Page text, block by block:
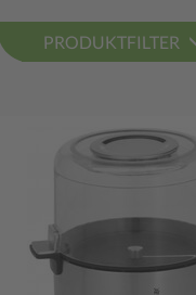
PRODUKTFILTER